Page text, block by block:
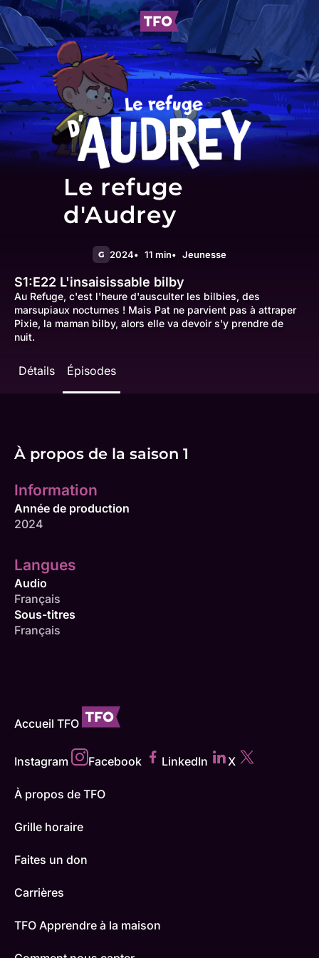
Le refuge
d'Audrey
G 2024 11 min Jeunesse
S1:E22 L'insaisissable bilby
Au Refuge, c'est l'heure d'ausculter les bilbies, des
marsupiaux nocturnes ! Mais Pat ne parvient pas à attraper
Pixie, la maman bilby, alors elle va devoir s'y prendre de
nuit.
Détails Épisodes
À propos de la saison 1
Information
Année de production
2024
Langues
Audio
Français
Sous-titres
Français
Accueil TFO
Instagram Facebook LinkedIn X
À propos de TFO
Grille horaire
Faites un don
Carrières
TFO Apprendre à la maison